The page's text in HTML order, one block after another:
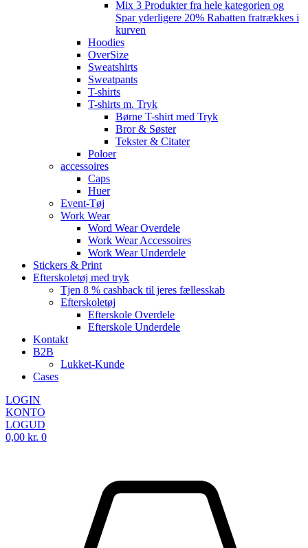
Mix 3 Produkter fra hele kategorien og
Spar yderligere 20% Rabatten fratrækkes i
kurven
Hoodies
OverSize
Sweatshirts
Sweatpants
T-shirts
T-shirts m. Tryk
Børne T-shirt med Tryk
Bror & Søster
Tekster & Citater
Poloer
accessoires
Caps
Huer
Event-Tøj
Work Wear
Word Wear Overdele
Work Wear Accessoires
Work Wear Underdele
Stickers & Print
Efterskoletøj med tryk
Tjen 8 % cashback til jeres fællesskab
Efterskoletøj
Efterskole Overdele
Efterskole Underdele
Kontakt
B2B
Lukket-Kunde
Cases
LOGIN
KONTO
LOGUD
0,00 kr. 0